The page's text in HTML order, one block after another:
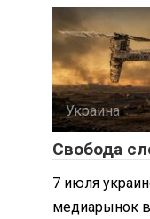
Украина
Свобода
7 июля
медиарынок